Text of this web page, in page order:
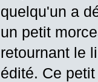
quelqu'un a
un petit
retournant le
édité. Ce